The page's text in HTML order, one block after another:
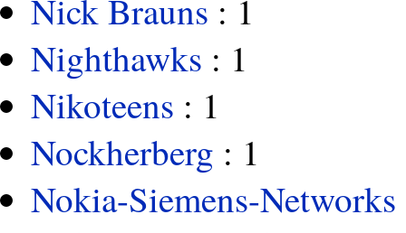
Nick Brauns : 1
Nighthawks : 1
Nikoteens : 1
Nockherberg : 1
Nokia-Siemens-Networks